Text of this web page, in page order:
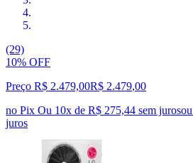
(29)
10% OFF
Preço R$ 2.479,00R$ 2.479,00
no Pix Ou 10x de R$ 275,44 sem jurosou
juros